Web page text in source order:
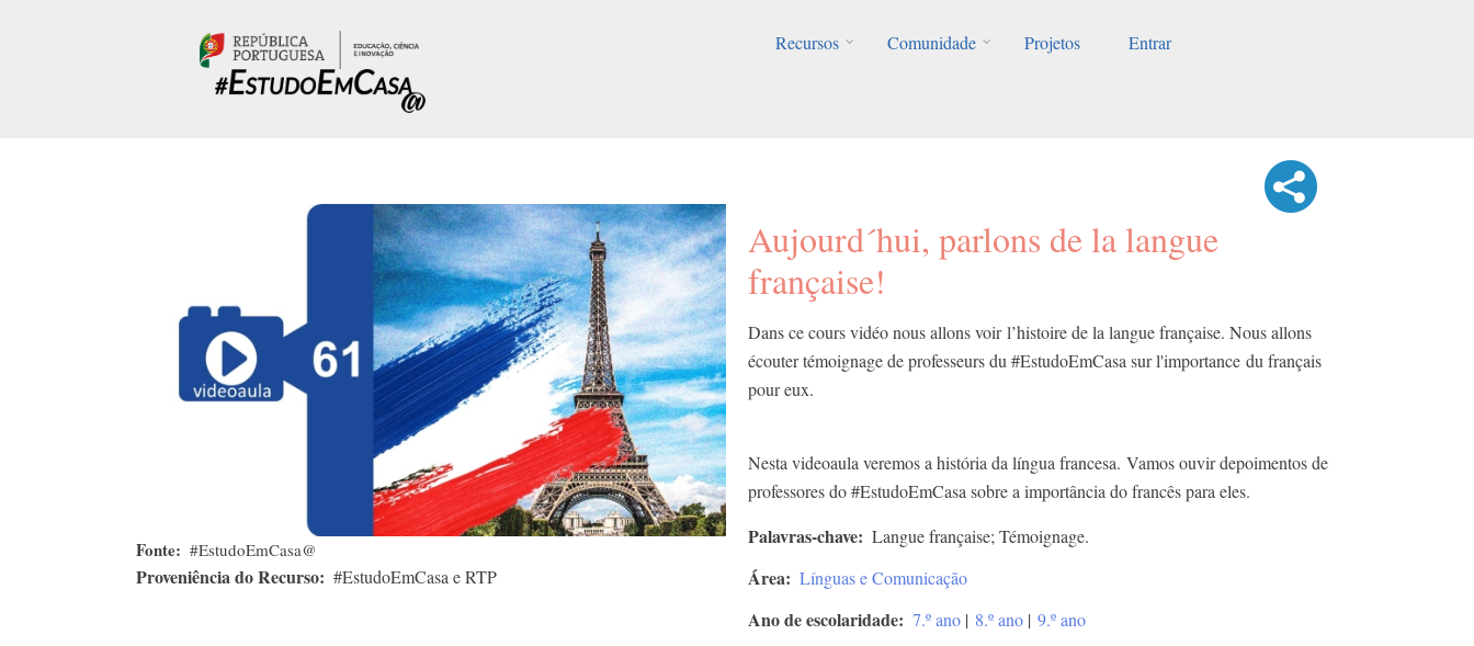
Recursos
Comunidade Projetos Entrar
Fonte #EstudoEmCasa@
Proveniência do Recurso #EstudoEmCasa e RTP
​Aujourd´hui, parlons de la langue
française!
Dans ce cours vidéo nous allons voir l’histoire de la langue française. Nous allons
écouter témoignage de professeurs du #EstudoEmCasa sur l'importance du français
pour eux.
Nesta videoaula veremos a história da língua francesa. Vamos ouvir depoimentos de
professores do #EstudoEmCasa sobre a importância do francês para eles.
Palavras-chave Langue française; Témoignage.
Área Línguas e Comunicação
Ano de escolaridade 7.º ano | 8.º ano | 9.º ano